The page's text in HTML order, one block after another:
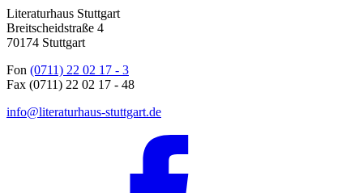
Literaturhaus Stuttgart
Breitscheidstraße 4
70174 Stuttgart
Fon (0711) 22 02 17 - 3
Fax (0711) 22 02 17 - 48
info@literaturhaus-stuttgart.de